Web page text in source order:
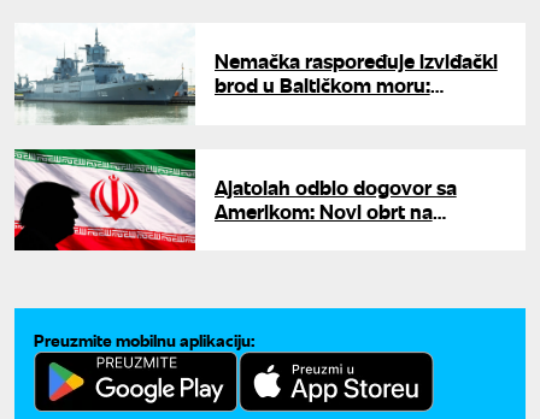
Nemačka raspoređuje izviđački
brod u Baltičkom moru:
Ajatolah odbio dogovor sa
Amerikom: Novi obrt na
Preuzmite mobilnu aplikaciju: